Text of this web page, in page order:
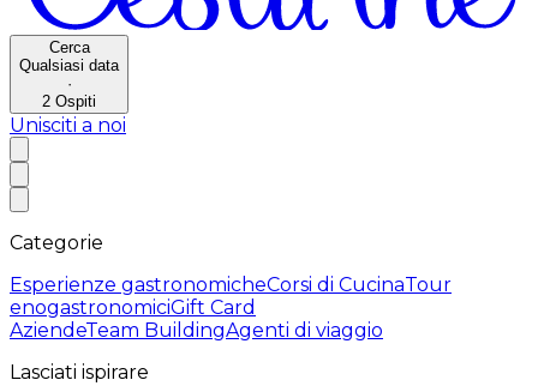
Cerca
Qualsiasi data
·
2 Ospiti
Unisciti a noi
Categorie
Esperienze gastronomicheCorsi di CucinaTour
enogastronomiciGift Card
AziendeTeam BuildingAgenti di viaggio
Lasciati ispirare